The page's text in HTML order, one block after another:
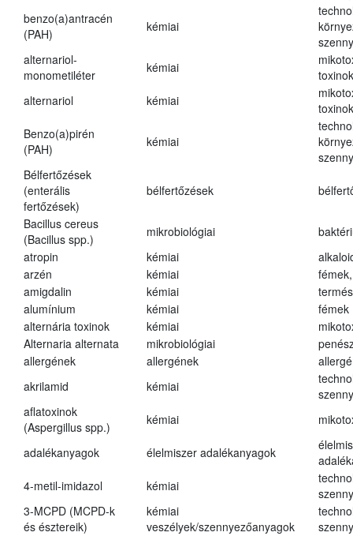
benzo(a)antracén
(PAH)
kémiai
alternariol-
monometiléter
kémiai
toxinok
alternariol
kémiai
toxinok
Benzo(a)pirén
(PAH)
kémiai
Bélfertőzések
(enterális
fertőzések)
bélfertőzések
Bacillus cereus
(Bacillus spp.)
mikrobiológiai
atropin
kémiai
arzén
kémiai
amigdalin
kémiai
alumínium
kémiai
fémek
alternária toxinok
kémiai
Alternaria alternata
mikrobiológiai
allergének
allergének
akrilamid
kémiai
aflatoxinok
(Aspergillus spp.)
kémiai
adalékanyagok élelmiszer adalékanyagok
4-metil-imidazol
kémiai
3-MCPD (MCPD-k
és észtereik)
kémiai
veszélyek/szennyezőanyagok